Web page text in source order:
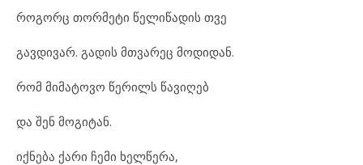
როგორც თორმეტი წელიწადის თვე
გავდივარ. გადის მთვარეც მოდიდან.
რომ მიმატოვო წერილს წავიღებ
და შენ მოგიტან.
იქნება ქარი ჩემი ხელწერა,